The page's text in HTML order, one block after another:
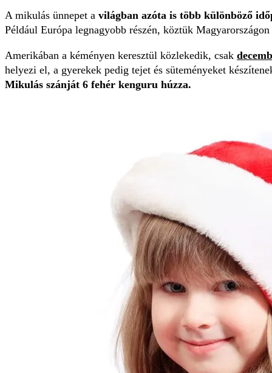
A mikulás ünnepet a világban azóta is több különböző
Például Európa legnagyobb részén, köztük
Amerikában a kéményen keresztül közlekedik, csak
helyezi el, a gyerekek pedig tejet és süteményeket
Mikulás szánját 6 fehér kenguru húzza.